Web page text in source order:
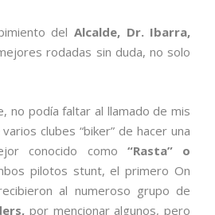
del Alcalde, Dr. Ibarra,
rodadas sin duda, no solo
no podía faltar al llamado de mis
clubes “biker” de hacer una
conocido como “Rasta” o
pilotos stunt, el primero On
al numeroso grupo de
por mencionar algunos, pero